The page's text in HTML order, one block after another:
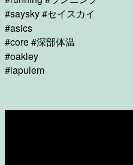
#saysky #セイスカイ
#asics
#core #深部体温
#oakley
#lapulem